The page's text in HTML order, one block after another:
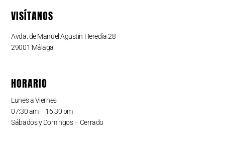
VISÍTANOS
Avda. de Manuel Agustín Heredia 28
29001 Málaga
HORARIO
Lunes a Viernes
07:30 am – 16:30 pm
Sábados y Domingos – Cerrado